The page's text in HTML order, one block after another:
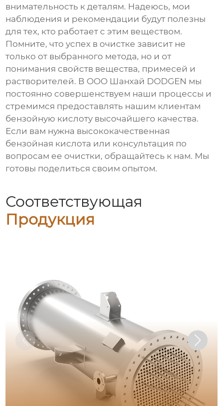
внимательность к деталям. Надеюсь, мои
наблюдения и рекомендации будут полезны
для тех, кто работает с этим веществом.
Помните, что успех в очистке зависит не
только от выбранного метода, но и от
понимания свойств вещества, примесей и
растворителей. В ООО Шанхай DODGEN мы
постоянно совершенствуем наши процессы и
стремимся предоставлять нашим клиентам
бензойную кислоту высочайшего качества.
Если вам нужна высококачественная
бензойная кислота или консультация по
вопросам ее очистки, обращайтесь к нам. Мы
готовы поделиться своим опытом.
Соответствующая
Продукция